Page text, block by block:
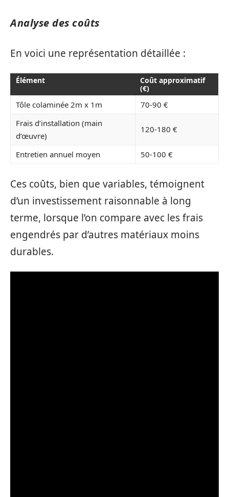
Analyse des coûts
En voici une représentation détaillée :
Élément
Coût approximatif
(€)
Tôle colaminée 2m x 1m
70-90 €
Frais d’installation (main
d’œuvre)
120-180 €
Entretien annuel moyen 50-100 €
Ces coûts, bien que variables, témoignent
d’un investissement raisonnable à long
terme, lorsque l’on compare avec les frais
engendrés par d’autres matériaux moins
durables.